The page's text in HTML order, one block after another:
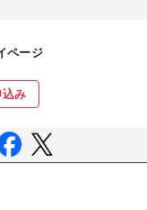
ページ
込み